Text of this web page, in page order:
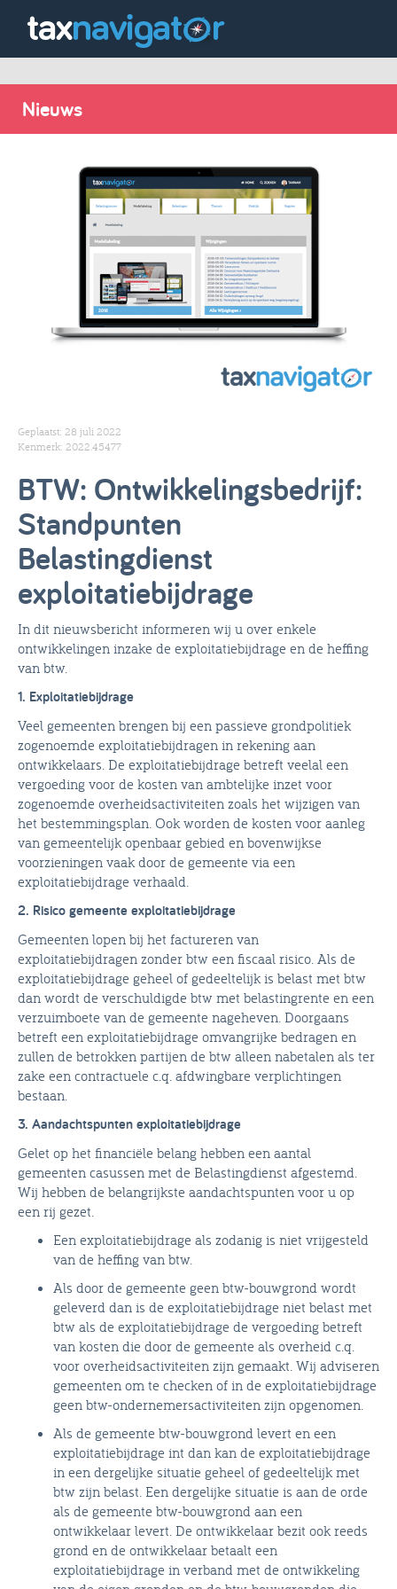
Nieuws
Geplaatst: 28 juli 2022
Kenmerk: 2022.45477
BTW: Ontwikkelingsbedrijf:
Standpunten
Belastingdienst
exploitatiebijdrage
In dit nieuwsbericht informeren wij u over enkele
ontwikkelingen inzake de exploitatiebijdrage en de heffing
van btw.
1. Exploitatiebijdrage
Veel gemeenten brengen bij een passieve grondpolitiek
zogenoemde exploitatiebijdragen in rekening aan
ontwikkelaars. De exploitatiebijdrage betreft veelal een
vergoeding voor de kosten van ambtelijke inzet voor
zogenoemde overheidsactiviteiten zoals het wijzigen van
het bestemmingsplan. Ook worden de kosten voor aanleg
van gemeentelijk openbaar gebied en bovenwijkse
voorzieningen vaak door de gemeente via een
exploitatiebijdrage verhaald.
2. Risico gemeente exploitatiebijdrage
Gemeenten lopen bij het factureren van
exploitatiebijdragen zonder btw een fiscaal risico. Als de
exploitatiebijdrage geheel of gedeeltelijk is belast met btw
dan wordt de verschuldigde btw met belastingrente en een
verzuimboete van de gemeente nageheven. Doorgaans
betreft een exploitatiebijdrage omvangrijke bedragen en
zullen de betrokken partijen de btw alleen nabetalen als ter
zake een contractuele c.q. afdwingbare verplichtingen
bestaan.
3. Aandachtspunten exploitatiebijdrage
Gelet op het financiële belang hebben een aantal
gemeenten casussen met de Belastingdienst afgestemd.
Wij hebben de belangrijkste aandachtspunten voor u op
een rij gezet.
Een exploitatiebijdrage als zodanig is niet vrijgesteld
van de heffing van btw.
Als door de gemeente geen btw-bouwgrond wordt
geleverd dan is de exploitatiebijdrage niet belast met
btw als de exploitatiebijdrage de vergoeding betreft
van kosten die door de gemeente als overheid c.q.
voor overheidsactiviteiten zijn gemaakt. Wij adviseren
gemeenten om te checken of in de exploitatiebijdrage
geen btw-ondernemersactiviteiten zijn opgenomen.
Als de gemeente btw-bouwgrond levert en een
exploitatiebijdrage int dan kan de exploitatiebijdrage
in een dergelijke situatie geheel of gedeeltelijk met
btw zijn belast. Een dergelijke situatie is aan de orde
als de gemeente btw-bouwgrond aan een
ontwikkelaar levert. De ontwikkelaar bezit ook reeds
grond en de ontwikkelaar betaalt een
exploitatiebijdrage in verband met de ontwikkeling